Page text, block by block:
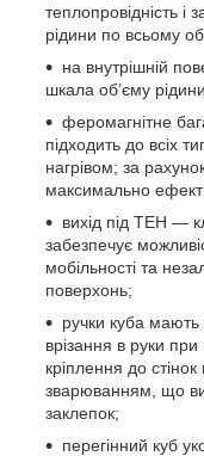
теплопровідність і
рідини по всьому
на внутрішній
шкала об’єму
феромагнітне
підходить до всіх
нагрівом; за
максимально
вихід під ТЕН —
забезпечує
мобільності та
поверхонь;
ручки куба
врізання в руки
кріплення до
зварюванням, що
заклепок;
перегінний куб